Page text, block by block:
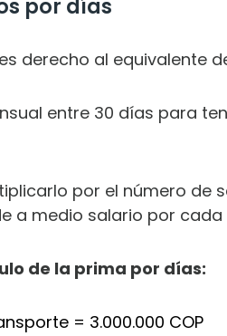
por días
derecho al equivalente
entre 30 días para
por el número de
a medio salario por
de la prima por días:
= 3.000.000 COP